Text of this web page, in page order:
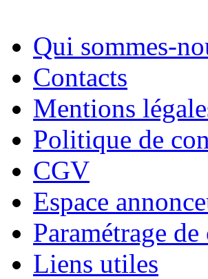
Qui sommes-
Contacts
Mentions
Politique de
CGV
Espace
Paramétrage
Liens utiles